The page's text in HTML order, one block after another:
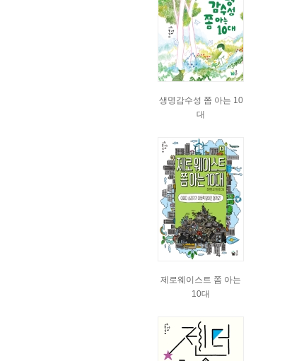
생명감수성 쫌 아는 10
대
제로웨이스트 쫌 아는
10대